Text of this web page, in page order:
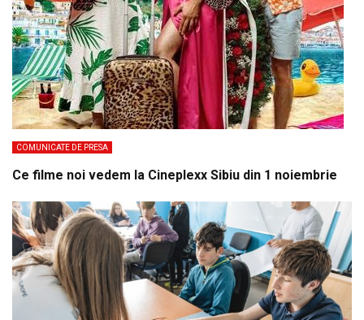
COMUNICATE DE PRESA
Ce filme noi vedem la Cineplexx Sibiu din 1 noiembrie